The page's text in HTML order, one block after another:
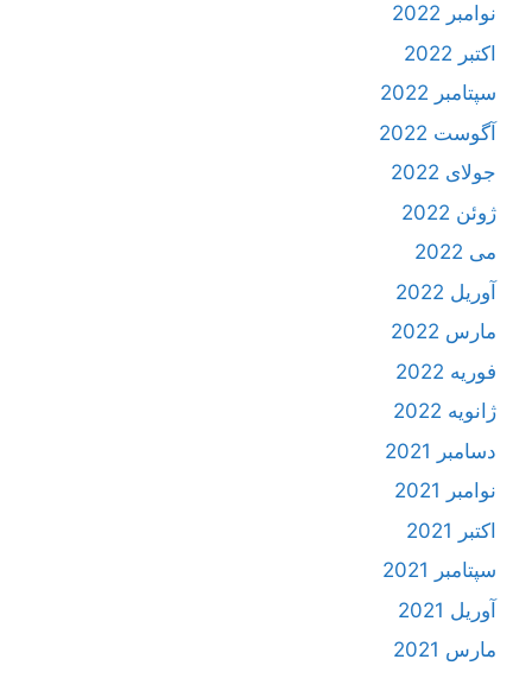
نوامبر 2022
اکتبر 2022
سپتامبر 2022
آگوست 2022
جولای 2022
ژوئن 2022
می 2022
آوریل 2022
مارس 2022
فوریه 2022
ژانویه 2022
دسامبر 2021
نوامبر 2021
اکتبر 2021
سپتامبر 2021
آوریل 2021
مارس 2021